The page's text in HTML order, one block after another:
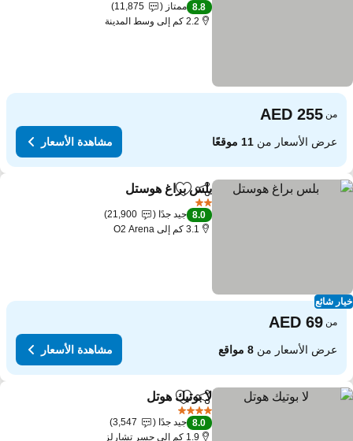
8.8 ممتاز
11,875
2.2 كم إلى وسط المدينة
من
عرض الأسعار من11 موقعًا مشاهدة الأسعار
شائع
مشاركةAdd to favorites
بلس براغ هوستل
8.0 جيد جدًا
21,900
3.1 كم إلى O2 Arena
من
عرض الأسعار من8 مواقع مشاهدة الأسعار
مشاركةAdd to favorites
لا بوتيك هوتل
8.0 جيد جدًا
3,547
1.9 كم إلى جسر تشارلز